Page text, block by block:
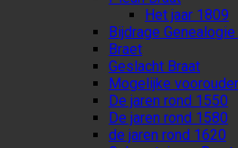
Het jaar 1809
Bijdrage
Braet
Geslacht Braat
Mogelijke
De jaren rond 1550
De jaren rond 1580
de jaren rond 1620